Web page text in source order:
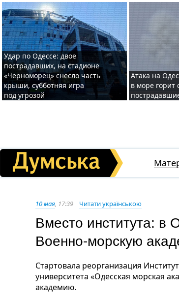
Удар по Одессе: двое
пострадавших, на стадионе
«Черноморец» снесло часть
крыши, субботняя игра
под угрозой
Атака на
в море горит
10 мая, 17:39 Читати українською
Вместо института: в
Военно-морскую
Стартовала реорганизация
университета «Одесская морская
академию.